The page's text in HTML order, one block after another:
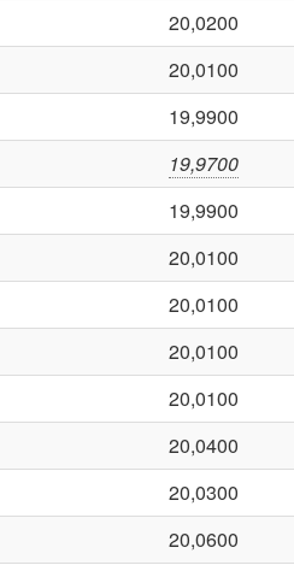
20,0200
20,0100
19,9900
19,9700
19,9900
20,0100
20,0100
20,0100
20,0100
20,0400
20,0300
20,0600